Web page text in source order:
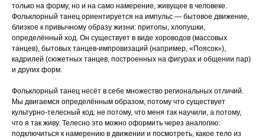
только на форму, но и на само намерение, живущее в человеке.
Фольклорный танец ориентируется на импульс — бытовое движение,
близкое к привычному образу жизни: притопы, хлопушки,
определённый ход. Он существует в виде хороводов (массовых
танцев), бытовых танцев-импровизаций (например, «Поясок»),
кадрилей (сюжетных танцев, построенных на фигурах и общении пар)
и других форм.
Фольклорный танец несёт в себе множество региональных отличий.
Мы двигаемся определённым образом, потому что существует
культурно-телесный код: не потому, что меня так научили, а потому,
что я так живу. Телесно это можно оформить через аналогию:
подключиться к намерению в движении и посмотреть, какое тело из